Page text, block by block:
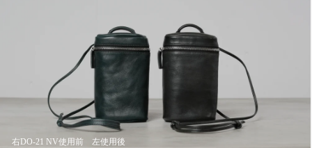
右DO-21 NV使用前 左使用後